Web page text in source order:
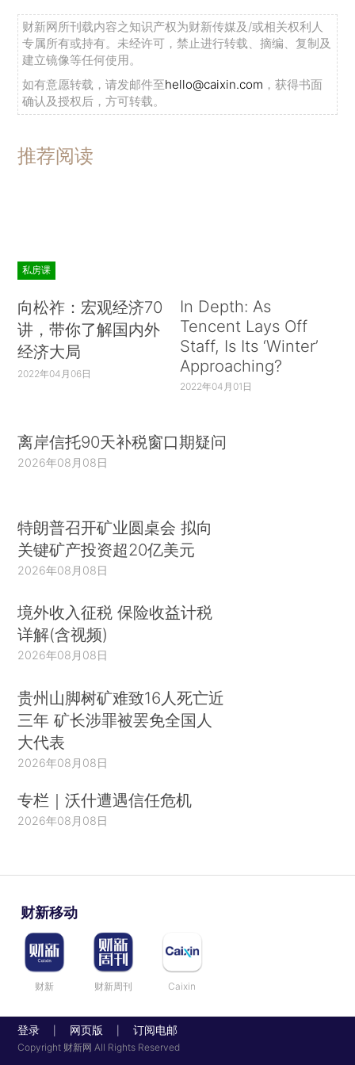
财新网所刊载内容之知识产权为财新传媒及/或相关权利人
专属所有或持有。未经许可，禁止进行转载、摘编、复制及
建立镜像等任何使用。
如有意愿转载，请发邮件至hello@caixin.com ，获得书面
确认及授权后，方可转载。
推荐阅读
私房课
向松祚：宏观经济70
讲，带你了解国内外
经济大局
2022年04月06日
In Depth: As
Tencent Lays Off
Staff, Is Its ‘Winter’
Approaching?
2022年04月01日
离岸信托90天补税窗口期疑问
2026年08月08日
特朗普召开矿业圆桌会 拟向
关键矿产投资超20亿美元
2026年08月08日
境外收入征税 保险收益计税
详解(含视频)
2026年08月08日
贵州山脚树矿难致16人死亡近
三年 矿长涉罪被罢免全国人
大代表
2026年08月08日
专栏｜沃什遭遇信任危机
2026年08月08日
财新移动
财新 财新周刊 Caixin
登录 网页版 订阅电邮
Copyright 财新网 All Rights Reserved